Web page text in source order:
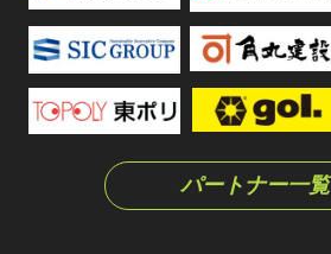
パートナー一覧